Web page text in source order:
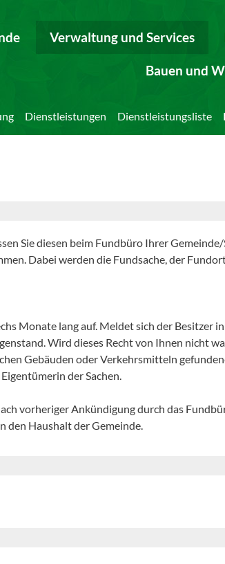
Verwaltung und Services
Bauen und
Dienstleistungen Dienstleistungsliste
Sie diesen beim Fundbüro Ihrer
Dabei werden die Fundsache, der
Monate lang auf. Meldet sich der Besitzer
Wird dieses Recht von Ihnen nicht
Gebäuden oder Verkehrsmitteln
der Sachen.
vorheriger Ankündigung durch das
den Haushalt der Gemeinde.